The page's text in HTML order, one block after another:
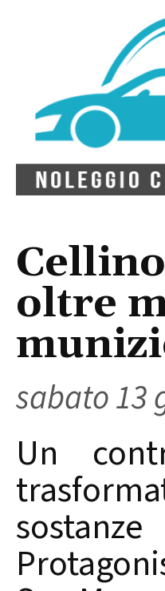
oltre
sabato 13
Un